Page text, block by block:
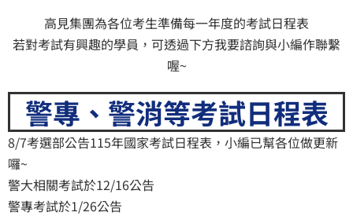
高見集團為各位考生準備每一年度的考試日程表
若對考試有興趣的學員，可透過下方我要諮詢與小編作聯繫
喔~
警專、警消等考試日程表
8/7考選部公告115年國家考試日程表，小編已幫各位做更新
囉~
警大相關考試於12/16公告
警專考試於1/26公告